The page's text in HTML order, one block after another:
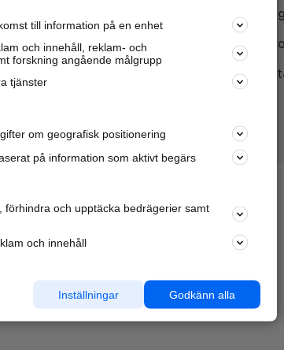
nya kunder och
samarbetspartners nära dig.
Läs mer här
Om
till information på en enhet
och innehåll, reklam- och
forskning angående målgrupp
tjänster
om geografisk positionering
på information som aktivt begärs
förhindra och upptäcka bedrägerier samt
och innehåll
Godkänn alla
Inställningar